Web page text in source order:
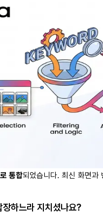
통합되었습니다. 최신 화면과
하느라 지치셨나요?